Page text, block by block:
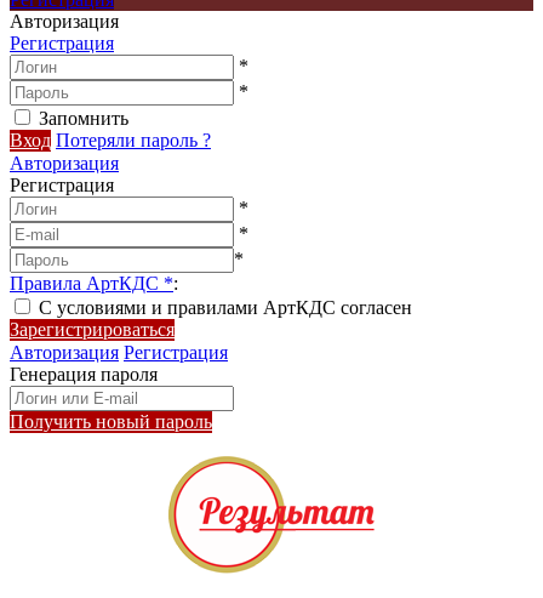
Авторизация
Регистрация
*
*
Запомнить
Вход Потеряли пароль ?
Авторизация
Регистрация
*
*
*
Правила АртКДС *:
С условиями и правилами АртКДС согласен
Зарегистрироваться
Авторизация Регистрация
Генерация пароля
Получить новый пароль